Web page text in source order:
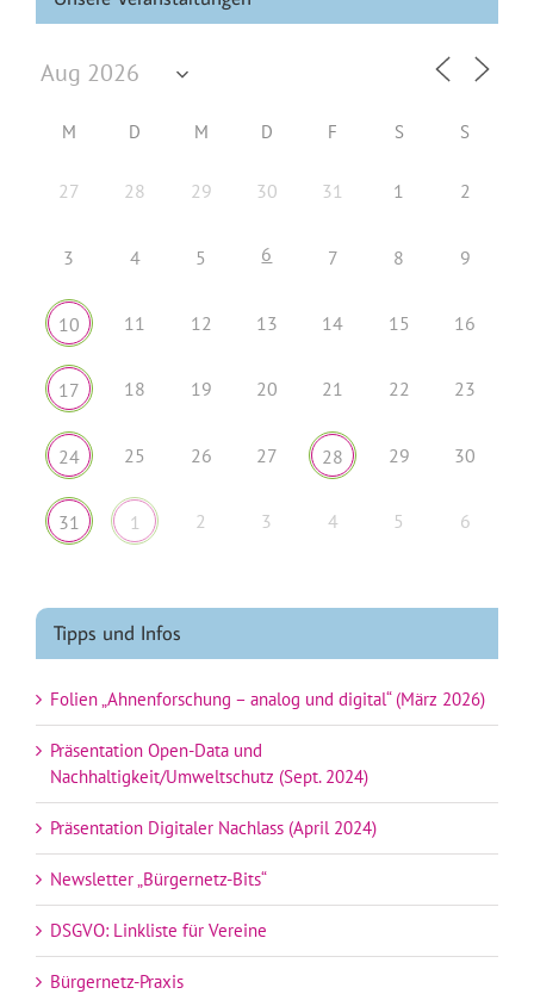
M D M D F S S
27 28 29 30 31 1 2
3 4 5 6 7 8 9
10 11 12 13 14 15 16
17 18 19 20 21 22 23
24 25 26 27 28 29 30
31 1 2 3 4 5 6
Tipps und Infos
Folien „Ahnenforschung – analog und digital“ (März 2026)
Präsentation Open-Data und
Nachhaltigkeit/Umweltschutz (Sept. 2024)
Präsentation Digitaler Nachlass (April 2024)
Newsletter „Bürgernetz-Bits“
DSGVO: Linkliste für Vereine
Bürgernetz-Praxis